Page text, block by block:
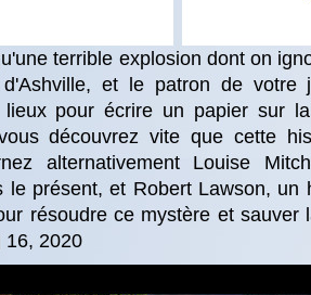
terrible explosion dont on
et le patron de votre
pour écrire un papier sur
découvrez vite que cette
alternativement Louise
le présent, et Robert Lawson, un
résoudre ce mystère et sauver
16, 2020